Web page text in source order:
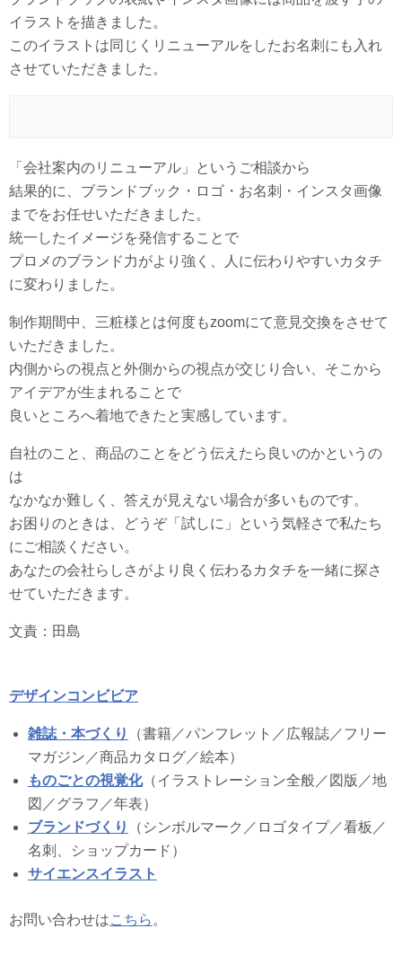
イラストを描きました。
このイラストは同じくリニューアルをしたお名刺にも入れ
させていただきました。
「会社案内のリニューアル」というご相談から
結果的に、ブランドブック・ロゴ・お名刺・インスタ画像
までをお任せいただきました。
統一したイメージを発信することで
プロメのブランド力がより強く、人に伝わりやすいカタチ
に変わりました。
制作期間中、三粧様とは何度もzoomにて意見交換をさせて
いただきました。
内側からの視点と外側からの視点が交じり合い、そこから
アイデアが生まれることで
良いところへ着地できたと実感しています。
自社のこと、商品のことをどう伝えたら良いのかというの
は
なかなか難しく、答えが見えない場合が多いものです。
お困りのときは、どうぞ「試しに」という気軽さで私たち
にご相談ください。
あなたの会社らしさがより良く伝わるカタチを一緒に探さ
せていただきます。
文責：田島
デザインコンビビア
雑誌・本づくり
（書籍／パンフレット／広報誌／フリー
マガジン／商品カタログ／絵本）
ものごとの視覚化（イラストレーション全般／図版／地
図／グラフ／年表）
ブランドづくり
（シンボルマーク／ロゴタイプ／看板／
名刺、ショップカード）
サイエンスイラスト
お問い合わせはこちら 。